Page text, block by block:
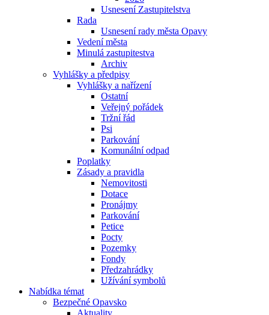
Usnesení Zastupitelstva
Rada
Usnesení rady města Opavy
Vedení města
Minulá zastupitestva
Archiv
Vyhlášky a předpisy
Vyhlášky a nařízení
Ostatní
Veřejný pořádek
Tržní řád
Psi
Parkování
Komunální odpad
Poplatky
Zásady a pravidla
Nemovitosti
Dotace
Pronájmy
Parkování
Petice
Pocty
Pozemky
Fondy
Předzahrádky
Užívání symbolů
Nabídka témat
Bezpečné Opavsko